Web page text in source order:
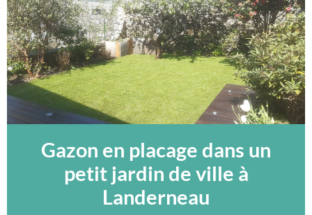
Gazon en placage dans un
petit jardin de ville à
Landerneau